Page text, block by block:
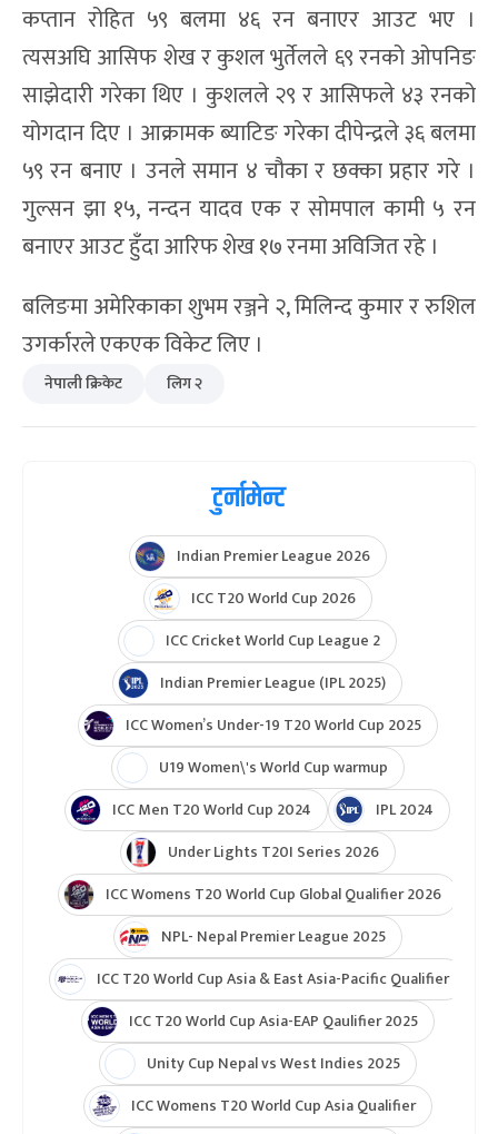
कप्तान रोहित ५९ बलमा ४६ रन बनाएर आउट भए ।
त्यसअघि आसिफ शेख र कुशल भुर्तेलले ६९ रनको ओपनिङ
साझेदारी गरेका थिए । कुशलले २९ र आसिफले ४३ रनको
योगदान दिए । आक्रामक ब्याटिङ गरेका दीपेन्द्रले ३६ बलमा
५९ रन बनाए । उनले समान ४ चौका र छक्का प्रहार गरे ।
गुल्सन झा १५, नन्दन यादव एक र सोमपाल कामी ५ रन
बनाएर आउट हुँदा आरिफ शेख १७ रनमा अविजित रहे ।
बलिङमा अमेरिकाका शुभम रञ्जने २, मिलिन्द कुमार र रुशिल
उगर्कारले एकएक विकेट लिए ।
नेपाली क्रिकेट लिग २
टुर्नामेन्ट
Indian Premier League 2026
ICC T20 World Cup 2026
ICC Cricket World Cup League 2
Indian Premier League (IPL 2025)
ICC Women’s Under-19 T20 World Cup 2025
U19 Women\'s World Cup warmup
ICC Men T20 World Cup 2024
IPL 2024
Under Lights T20I Series 2026
ICC Womens T20 World Cup Global Qualifier 2026
NPL- Nepal Premier League 2025
ICC T20 World Cup Asia & East Asia-Pacific Qualifier
ICC T20 World Cup Asia-EAP Qaulifier 2025
Unity Cup Nepal vs West Indies 2025
ICC Womens T20 World Cup Asia Qualifier